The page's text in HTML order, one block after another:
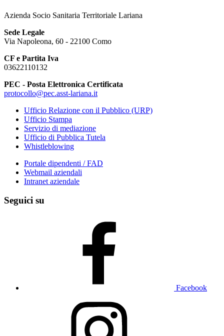
Azienda Socio Sanitaria Territoriale Lariana
Sede Legale
Via Napoleona, 60 - 22100 Como
CF e Partita Iva
03622110132
PEC - Posta Elettronica Certificata
protocollo@pec.asst-lariana.it
Ufficio Relazione con il Pubblico (URP)
Ufficio Stampa
Servizio di mediazione
Ufficio di Pubblica Tutela
Whistleblowing
Portale dipendenti / FAD
Webmail aziendali
Intranet aziendale
Seguici su
Facebook